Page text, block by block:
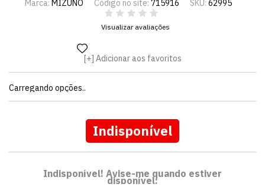
Marca: MIZUNO Código no site: 715916 SKU: 62995
Visualizar avaliações
Adicionar aos favoritos
Carregando opções..
Indisponível
Indisponível! Avise-me quando estiver
disponível: